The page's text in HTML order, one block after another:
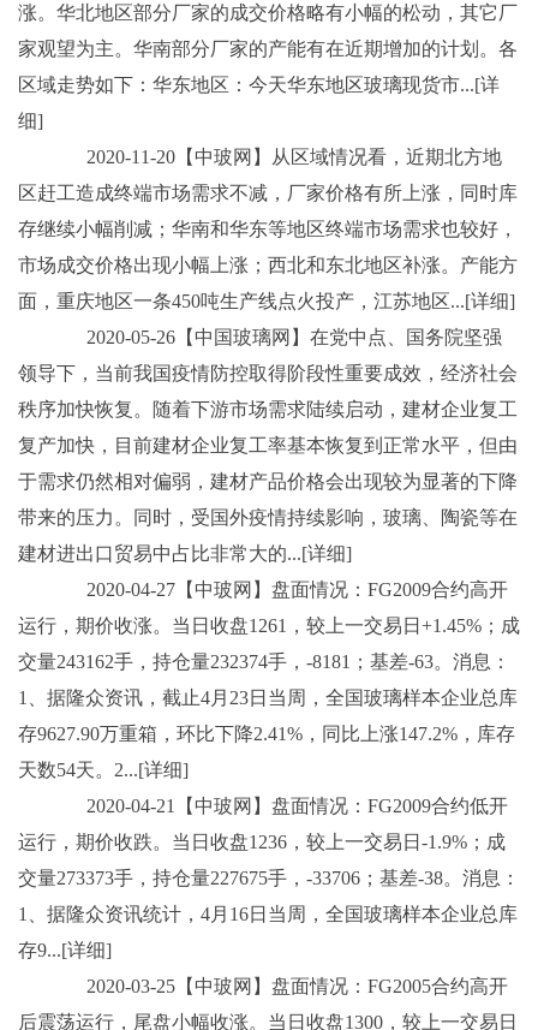
涨。华北地区部分厂家的成交价格略有小幅的松动，其它厂
家观望为主。华南部分厂家的产能有在近期增加的计划。各
区域走势如下：华东地区：今天华东地区玻璃现货市...[详
细]
2020-11-20【中玻网】从区域情况看，近期北方地
区赶工造成终端市场需求不减，厂家价格有所上涨，同时库
存继续小幅削减；华南和华东等地区终端市场需求也较好，
市场成交价格出现小幅上涨；西北和东北地区补涨。产能方
面，重庆地区一条450吨生产线点火投产，江苏地区...[详细]
2020-05-26【中国玻璃网】在党中点、国务院坚强
领导下，当前我国疫情防控取得阶段性重要成效，经济社会
秩序加快恢复。随着下游市场需求陆续启动，建材企业复工
复产加快，目前建材企业复工率基本恢复到正常水平，但由
于需求仍然相对偏弱，建材产品价格会出现较为显著的下降
带来的压力。同时，受国外疫情持续影响，玻璃、陶瓷等在
建材进出口贸易中占比非常大的...[详细]
2020-04-27【中玻网】盘面情况：FG2009合约高开
运行，期价收涨。当日收盘1261，较上一交易日+1.45%；成
交量243162手，持仓量232374手，-8181；基差-63。消息：
1、据隆众资讯，截止4月23日当周，全国玻璃样本企业总库
存9627.90万重箱，环比下降2.41%，同比上涨147.2%，库存
天数54天。2...[详细]
2020-04-21【中玻网】盘面情况：FG2009合约低开
运行，期价收跌。当日收盘1236，较上一交易日-1.9%；成
交量273373手，持仓量227675手，-33706；基差-38。消息：
1、据隆众资讯统计，4月16日当周，全国玻璃样本企业总库
存9...[详细]
2020-03-25【中玻网】盘面情况：FG2005合约高开
后震荡运行，尾盘小幅收涨。当日收盘1300，较上一交易日